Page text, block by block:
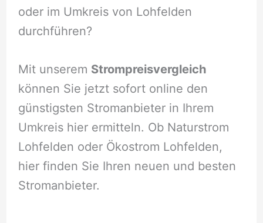
oder im Umkreis von Lohfelden
durchführen?
Mit unserem Strompreisvergleich
können Sie jetzt sofort online den
günstigsten Stromanbieter in Ihrem
Umkreis hier ermitteln. Ob Naturstrom
Lohfelden oder Ökostrom Lohfelden,
hier finden Sie Ihren neuen und besten
Stromanbieter.